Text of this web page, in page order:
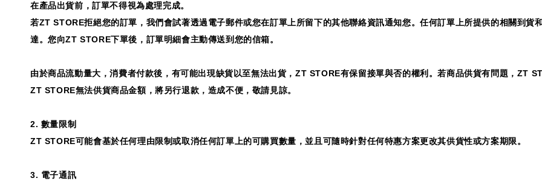
在產品出貨前，訂單不得視為處理完成。
若ZT STORE拒絕您的訂單，我們會試著透過電子郵件或您在訂單上所留下的其他聯絡資訊通知您。任何訂單上所提供的相關到貨
達。您向ZT STORE下單後，訂單明細會主動傳送到您的信箱。
由於商品流動量大，消費者付款後，有可能出現缺貨以至無法出貨， ZT STORE有保留接單與否的權利。若商品供貨有問題， ZT
ZT STORE無法供貨商品金額，將另行退款，造成不便，敬請見諒。
2. 數量限制
ZT STORE可能會基於任何理由限制或取消任何訂單上的可購買數量，並且可隨時針對任何特惠方案更改其供貨性或方案期限。
3. 電子通訊